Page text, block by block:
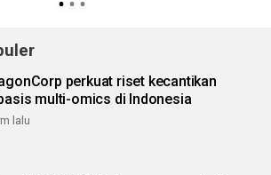
perkuat riset kecantikan
multi-omics di Indonesia
lalu